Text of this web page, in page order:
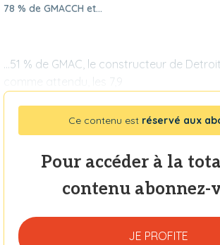
78 % de GMACCH et...
...51 % de GMAC, le constructeur de
comme attendu, les 7,9
Ce contenu est réservé aux
Pour accéder à la
contenu abonnez-
JE PROFITE